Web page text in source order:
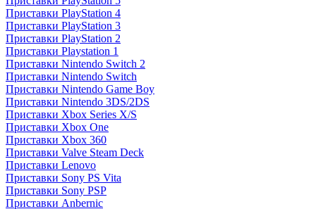
Приставки PlayStation 4
Приставки PlayStation 3
Приставки PlayStation 2
Приставки Playstation 1
Приставки Nintendo Switch 2
Приставки Nintendo Switch
Приставки Nintendo Game Boy
Приставки Nintendo 3DS/2DS
Приставки Xbox Series X/S
Приставки Xbox One
Приставки Xbox 360
Приставки Valve Steam Deck
Приставки Lenovo
Приставки Sony PS Vita
Приставки Sony PSP
Приставки Anbernic